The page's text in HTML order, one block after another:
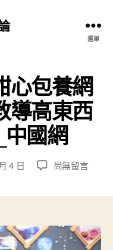
選單
心包養網
導高東西
國網
4 日
在
查
甜
尚無留言